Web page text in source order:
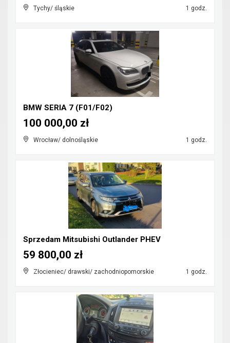
Tychy/ śląskie 1 godz.
BMW SERIA 7 (F01/F02)
Wrocław/ dolnośląskie 1 godz.
100 000,00 zł
Sprzedam Mitsubishi Outlander PHEV
Złocieniec/ drawski/ zachodniopomorskie 1 godz.
59 800,00 zł